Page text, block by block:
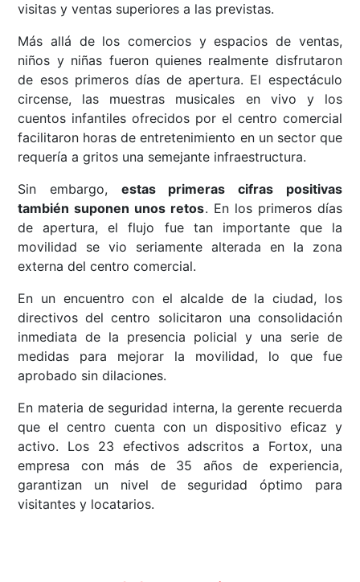
visitas y ventas superiores a las previstas.
Más allá de los comercios y espacios de ventas,
niños y niñas fueron quienes realmente disfrutaron
de esos primeros días de apertura. El espectáculo
circense, las muestras musicales en vivo y los
cuentos infantiles ofrecidos por el centro comercial
facilitaron horas de entretenimiento en un sector que
requería a gritos una semejante infraestructura.
Sin embargo, estas primeras cifras positivas
también suponen unos retos. En los primeros días
de apertura, el flujo fue tan importante que la
movilidad se vio seriamente alterada en la zona
externa del centro comercial.
En un encuentro con el alcalde de la ciudad, los
directivos del centro solicitaron una consolidación
inmediata de la presencia policial y una serie de
medidas para mejorar la movilidad, lo que fue
aprobado sin dilaciones.
En materia de seguridad interna, la gerente recuerda
que el centro cuenta con un dispositivo eficaz y
activo. Los 23 efectivos adscritos a Fortox, una
empresa con más de 35 años de experiencia,
garantizan un nivel de seguridad óptimo para
visitantes y locatarios.